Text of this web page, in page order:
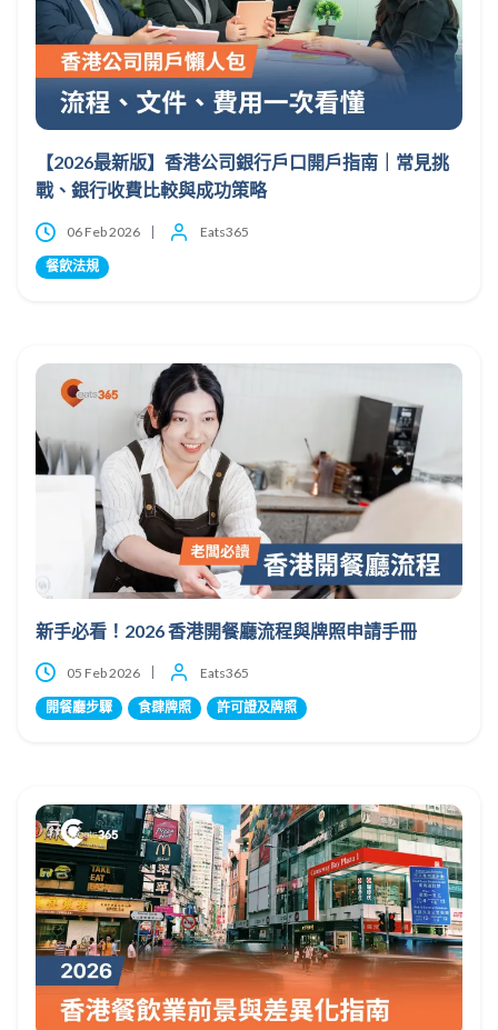
【2026最新版】香港公司銀行戶口開戶指南｜常見挑
戰、銀行收費比較與成功策略
06 Feb 2026 Eats365
餐飲法規
新手必看！2026 香港開餐廳流程與牌照申請手冊
05 Feb 2026 Eats365
開餐廳步驟 食肆牌照 許可證及牌照